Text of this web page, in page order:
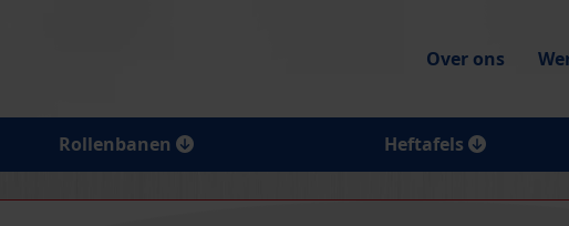
Over ons
Rollenbanen Heftafels